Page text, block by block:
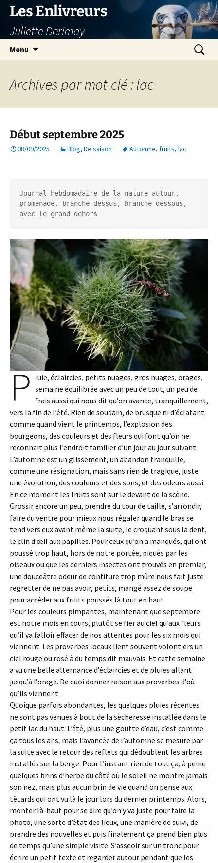
Aller
contenu
Les Enlivreurs
Juliette Derimay
Menu
Archives par mot-clé : lac
Début septembre 2025
08/09/2025 Blog, De saison Automne, fruits, lac
Journal hebdomadaire de la nature autour,
promenade, branche dessus, branche dessous,
avec le grand dehors
P luie, éclaircies, petits nuages, gros nuages, orages,
semaine équilibrée avec un peu de tout, un peu de
frais aussi qui nous dit qu’on avance, tranquillement,
vers la fin de l’été. Rien de soudain, de brusque ni d’éclatant
comme quand vient le printemps, l’explosion des
bourgeons, des couleurs et des fleurs qui font qu’on ne
reconnait plus l’endroit familier d’un jour au jour suivant.
L’automne est un glissement, un abandon tranquille,
comme une résignation, mais sans rien de tragique, juste
une évolution, des couleurs et des sons, et des odeurs aussi.
En ce moment les fruits sont sur le devant de la scène.
Grossir encore un peu, prendre du tour de taille, s’arrondir,
faire du ventre pour mieux nous régaler quand le bras se
tend vers eux avant même la suite, le croquant sous la dent,
le clin d’œil aux papilles. Pour ceux qu’on a manqués, qui ont
poussé trop haut, hors de notre portée, piqués par les
oiseaux ou que les derniers insectes ont trouvés en premier,
une douceâtre odeur de confiture trop mûre nous fait juste
regretter de ne pas avoir, petits, mangé assez de soupe
pour accéder aux fruits poussés là tout en haut.
Pour les couleurs pimpantes, maintenant que septembre
est notre mois en cours, plutôt se fier au ciel qu’aux fleurs
qu’il va falloir effacer de nos attentes pour les six mois qui
viennent. Les proverbes locaux lient souvent volontiers un
ciel rouge ou rosé à du temps dit mauvais. Et cette semaine
a vu une belle alternance d’éclaircies et de pluies allant
jusqu’à l’orage. De quoi donner raison aux proverbes d’où
qu’ils viennent.
Quoique parfois abondantes, les quelques pluies récentes
ne sont pas venues à bout de la sècheresse installée dans le
petit lac du haut. L’été, plus une goutte d’eau, c’est comme
ça tous les ans, mais l’avancée de l’automne se mesure par
la suite avec le retour des reflets qui dédoublent les arbres
installés sur la berge. Pour l’instant rien de tout ça, à peine
quelques brins d’herbe du côté où le soleil ne montre jamais
son nez, mais plus aucun brin de vie quand on pense aux
têtards qui ont vu là le jour lors du dernier printemps. Alors,
monter là-haut pour se dire qu’on y va juste pour faire la
photo, une sorte d’état des lieux, une manière de suivi, de
prendre des nouvelles et puis finalement ça prend bien plus
de temps qu’une simple visite. S’asseoir sur un tronc pour
écrire un petit texte et regarder autour pendant que les